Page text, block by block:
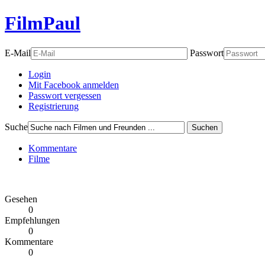
FilmPaul
E-Mail Passwort
Login
Mit Facebook anmelden
Passwort vergessen
Registrierung
Suche Suchen
Kommentare
Filme
Gesehen
0
Empfehlungen
0
Kommentare
0